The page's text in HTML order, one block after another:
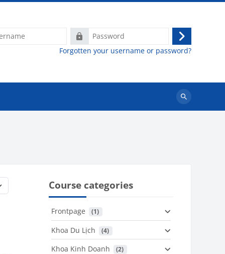
Password
Log
in
Forgotten your username or password?
Search
Course categories
Frontpage (1)
Khoa Du Lịch (4)
Khoa Kinh Doanh (2)